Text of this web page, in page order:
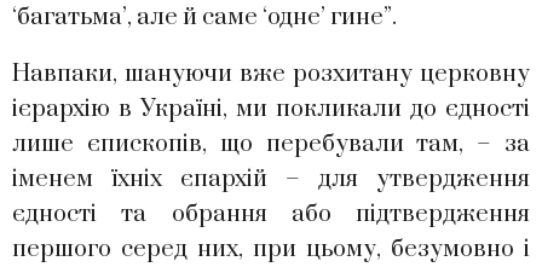
‘багатьма’, але й саме ‘одне’ гине”.
Навпаки, шануючи вже розхитану церковну
ієрархію в Україні, ми покликали до єдності
лише єпископів, що перебували там, – за
іменем їхніх єпархій – для утвердження
єдності та обрання або підтвердження
першого серед них, при цьому, безумовно і